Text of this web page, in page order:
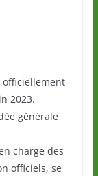
officiellement
2023.
générale
charge des
officiels, se